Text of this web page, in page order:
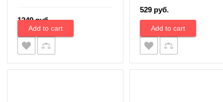
1249 руб.
529 руб.